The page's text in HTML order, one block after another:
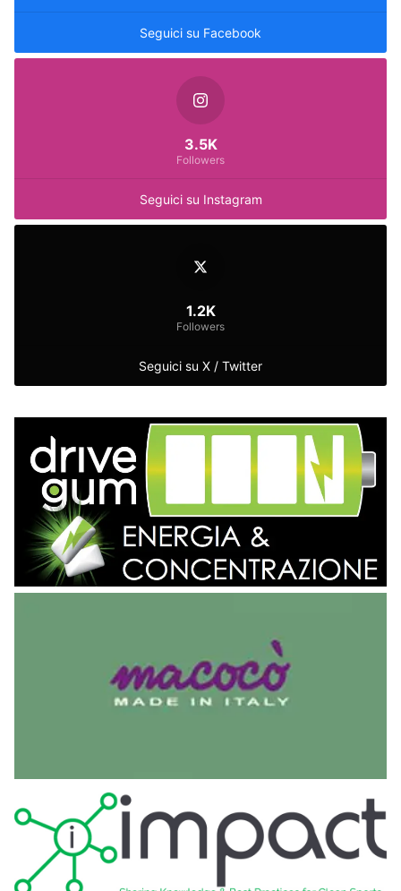
Seguici su Facebook
Seguici su Instagram
3.5K
Followers
Seguici su X / Twitter
1.2K
Followers